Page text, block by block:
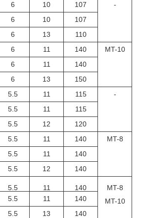
6 10 107
-
6
10
107
6
13
110
6 11 140
MT-10
6
11
140
6
13
150
5.5 11 115
-
5.5
11
115
5.5
12
120
5.5 11 140
MT-8
5.5
11
140
5.5
12 140
5.5 11 140
MT-8
MT-10
5.5 11
140
5.5
13
140